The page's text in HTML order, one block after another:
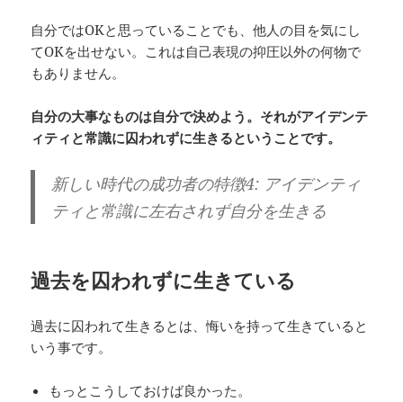
自分ではOKと思っていることでも、他人の目を気にし
てOKを出せない。これは自己表現の抑圧以外の何物で
もありません。
自分の大事なものは自分で決めよう。それがアイデンテ
ィティと常識に囚われずに生きるということです。
新しい時代の成功者の特徴4: アイデンティ
ティと常識に左右されず自分を生きる
過去を囚われずに生きている
過去に囚われて生きるとは、悔いを持って生きていると
いう事です。
もっとこうしておけば良かった。